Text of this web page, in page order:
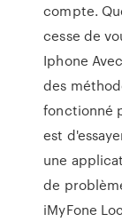
compte.
cesse de
Iphone
des
fonctionné
est
une
de
iMyFone